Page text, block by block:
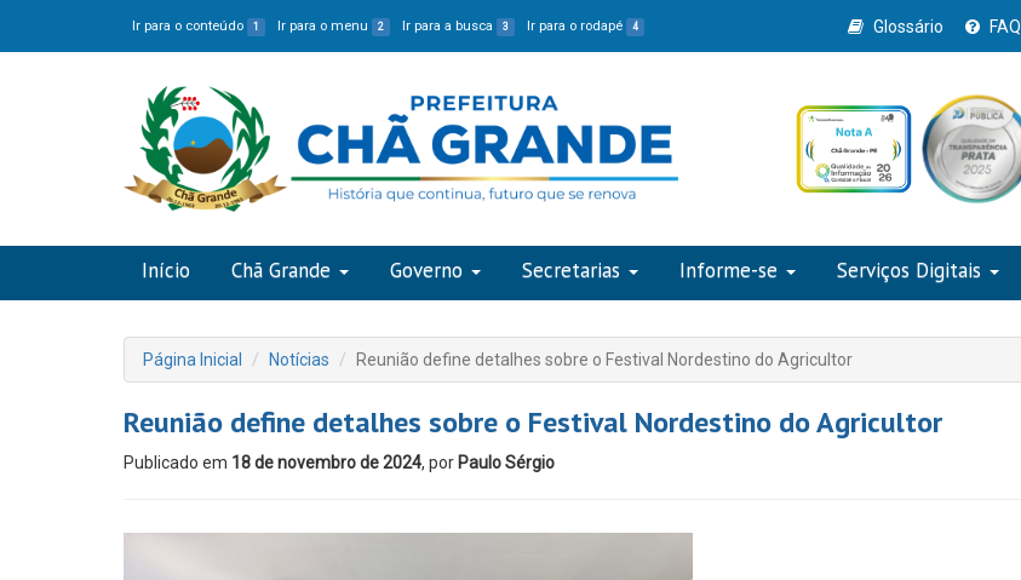
Ir para o conteúdo 1 Ir para o menu 2 Ir para a busca 3 Ir para o rodapé 4 Glossário FAQ
Início Chã Grande Governo Secretarias Informe-se Serviços Digitais
Página Inicial Notícias Reunião define detalhes sobre o Festival Nordestino do Agricultor
Reunião define detalhes sobre o Festival Nordestino do Agricultor
Publicado em 18 de novembro de 2024, por Paulo Sérgio